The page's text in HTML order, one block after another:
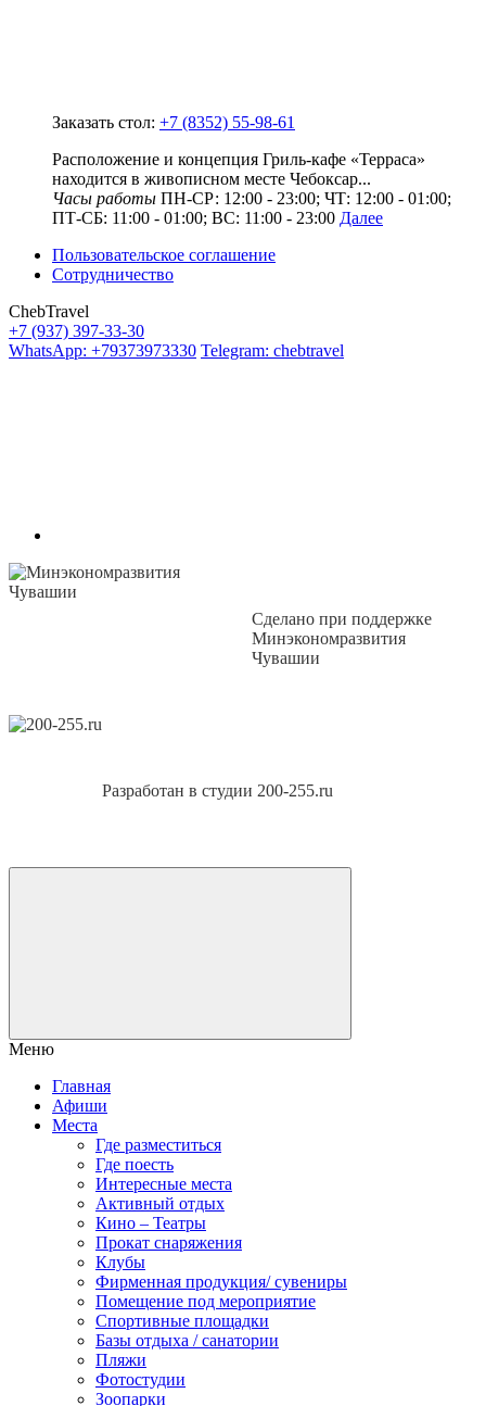
Заказать стол: +7 (8352) 55-98-61
Расположение и концепция Гриль-кафе «Терраса»
находится в живописном месте Чебоксар...
Часы работы ПН-СР: 12:00 - 23:00; ЧТ: 12:00 - 01:00;
ПТ-СБ: 11:00 - 01:00; ВС: 11:00 - 23:00 Далее
Пользовательское соглашение
Сотрудничество
ChebTravel
+7 (937) 397-33-30
WhatsApp: +79373973330 Telegram: chebtravel
Сделано при поддержке
Минэкономразвития
Чувашии
Разработан в студии 200-255.ru
Меню
Главная
Афиши
Места
Где разместиться
Где поесть
Интересные места
Активный отдых
Кино – Театры
Прокат снаряжения
Клубы
Фирменная продукция/ сувениры
Помещение под мероприятие
Спортивные площадки
Базы отдыха / санатории
Пляжи
Фотостудии
Зоопарки